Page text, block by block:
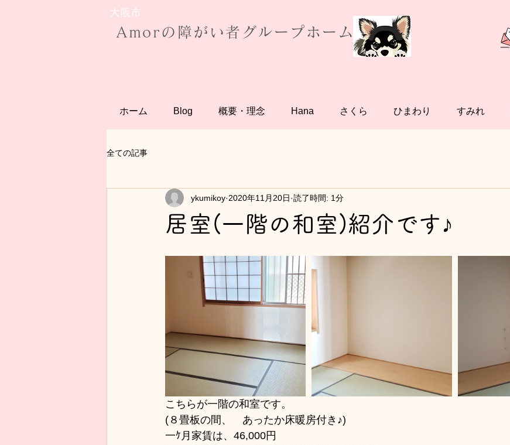
​Amorの障がい者グループホーム
大阪市
ホーム Blog 概要・理念 Hana さくら ひまわり すみれ
全ての記事
居室(一階の和室)紹介です♪
ykumikoy 2020年11月20日 読了時間: 1分
こちらが一階の和室です。
(８畳板の間、　あったか床暖房付き♪)
一ｹ月家賃は、46,000円